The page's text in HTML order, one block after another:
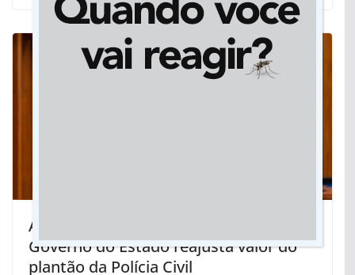
Após indicação do deputado Caravina,
Governo do Estado reajusta valor do
plantão da Polícia Civil